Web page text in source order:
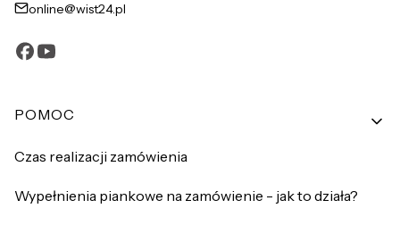
online@wist24.pl
Linki w stopce
POMOC
Czas realizacji zamówienia
Wypełnienia piankowe na zamówienie - jak to działa?